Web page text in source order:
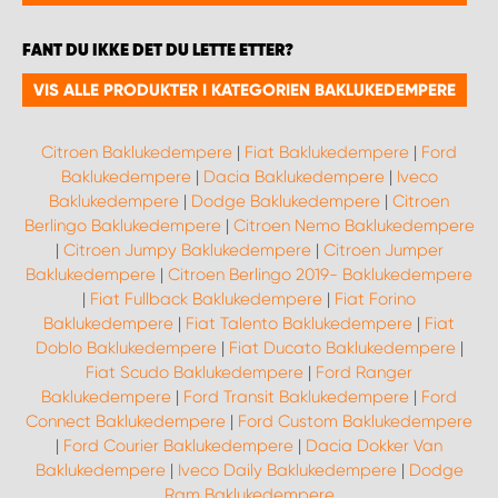
FANT DU IKKE DET DU LETTE ETTER?
VIS ALLE PRODUKTER I KATEGORIEN BAKLUKEDEMPERE
Citroen Baklukedempere | Fiat Baklukedempere | Ford
Baklukedempere| Dacia Baklukedempere| Iveco
Baklukedempere | Dodge Baklukedempere | Citroen
Berlingo Baklukedempere| Citroen Nemo Baklukedempere
| Citroen Jumpy Baklukedempere| Citroen Jumper
Baklukedempere | Citroen Berlingo 2019- Baklukedempere
| Fiat Fullback Baklukedempere | Fiat Forino
Baklukedempere | Fiat Talento Baklukedempere | Fiat
Doblo Baklukedempere| Fiat Ducato Baklukedempere|
Fiat Scudo Baklukedempere | Ford Ranger
Baklukedempere | Ford Transit Baklukedempere | Ford
Connect Baklukedempere | Ford Custom Baklukedempere
| Ford Courier Baklukedempere | Dacia Dokker Van
Baklukedempere| Iveco Daily Baklukedempere| Dodge
WORK SYSTEM BERGEN
WORK SYSTEM HAMAR
WORK SYSTEM KEY ACCOUNT
WORK SYSTEM NORWAY
WORK SYSTEM OSLO
WORK SYSTEM STAVANGER
WORK SYSTEM TRONDHEIM